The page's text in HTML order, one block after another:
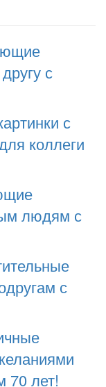
с
с
коллеги
людям с
с
70 лет!